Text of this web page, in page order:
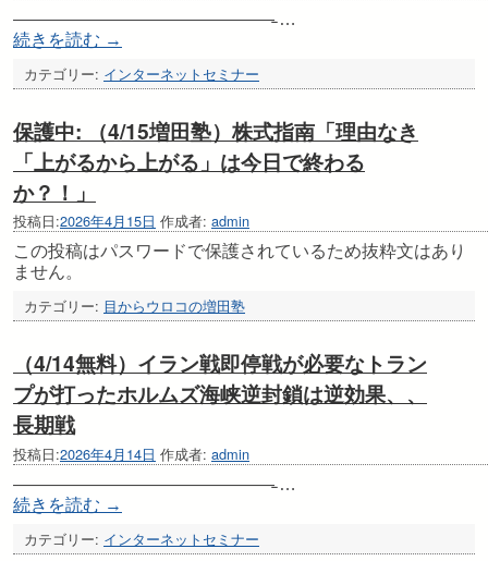
———————————————̵ …
続きを読む →
カテゴリー: インターネットセミナー
保護中: （4/15増田塾）株式指南「理由なき
「上がるから上がる」は今日で終わる
か？！」
投稿日:2026年4月15日 作成者: admin
この投稿はパスワードで保護されているため抜粋文はあり
ません。
カテゴリー: 目からウロコの増田塾
（4/14無料）イラン戦即停戦が必要なトラン
プが打ったホルムズ海峡逆封鎖は逆効果、、
長期戦
投稿日:2026年4月14日 作成者: admin
———————————————̵ …
続きを読む →
カテゴリー: インターネットセミナー